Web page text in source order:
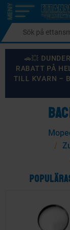
Meny
🚗💥
RABATT PÅ
TILL KVARN –